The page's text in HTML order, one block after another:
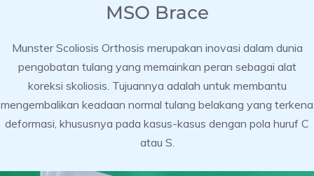
MSO Brace
Munster Scoliosis Orthosis merupakan inovasi dalam dunia
pengobatan tulang yang memainkan peran sebagai alat
koreksi skoliosis. Tujuannya adalah untuk membantu
mengembalikan keadaan normal tulang belakang yang terkena
deformasi, khususnya pada kasus-kasus dengan pola huruf C
atau S.